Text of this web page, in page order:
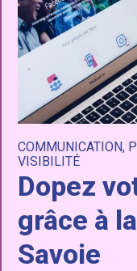
COMMUNICATION,
VISIBILITÉ
Dopez
grâce à
Savoie